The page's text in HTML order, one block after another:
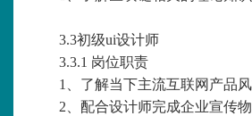
3.3初级ui设计师
3.3.1 岗位职责
1、了解当下主流互联网产品
2、配合设计师完成企业宣传